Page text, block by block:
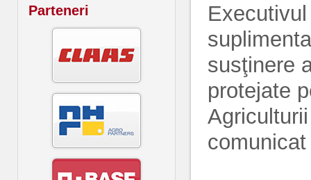
Parteneri
susţinere
protejate